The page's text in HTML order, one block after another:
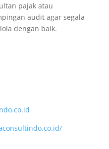
pajak atau
audit agar segala
dengan baik.